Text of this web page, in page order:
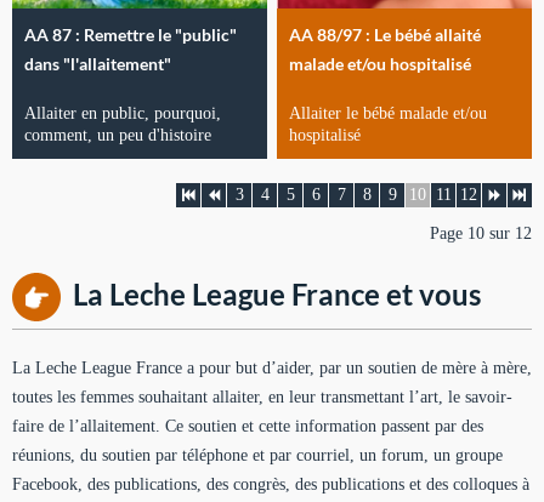
AA 87 : Remettre le "public"
dans "l'allaitement"
Allaiter en public, pourquoi,
comment, un peu d'histoire
AA 88/97 : Le bébé allaité
malade et/ou hospitalisé
Allaiter le bébé malade et/ou
hospitalisé
3 4 5 6 7 8 9 10 11 12
Page 10 sur 12
La Leche League France et vous
La Leche League France a pour but d’aider, par un soutien de mère à mère,
toutes les femmes souhaitant allaiter, en leur transmettant l’art, le savoir-
faire de l’allaitement. Ce soutien et cette information passent par des
réunions, du soutien par téléphone et par courriel, un forum, un groupe
Facebook, des publications, des congrès, des publications et des colloques à